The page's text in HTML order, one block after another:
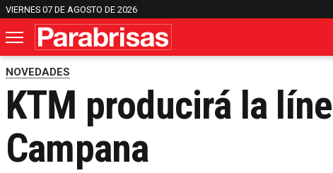
VIERNES 07 DE AGOSTO DE 2026
NOVEDADES
KTM producirá la
Campana